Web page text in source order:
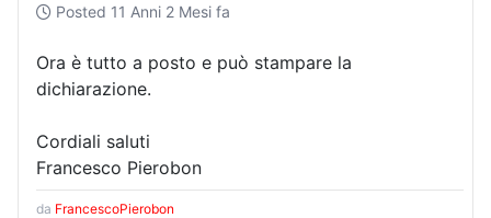
Posted 11 Anni 2 Mesi fa
Ora è tutto a posto e può stampare la
dichiarazione.
Cordiali saluti
Francesco Pierobon
da FrancescoPierobon